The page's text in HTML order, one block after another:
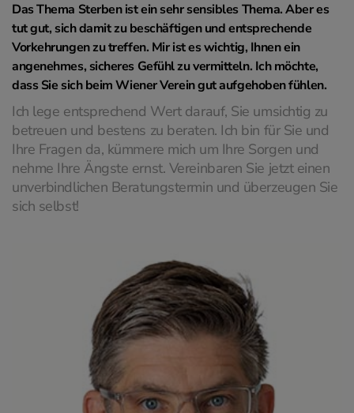
Das Thema Sterben ist ein sehr sensibles Thema. Aber es
tut gut, sich damit zu beschäftigen und entsprechende
Vorkehrungen zu treffen. Mir ist es wichtig, Ihnen ein
angenehmes, sicheres Gefühl zu vermitteln. Ich möchte,
dass Sie sich beim Wiener Verein gut aufgehoben fühlen.
Ich lege entsprechend Wert darauf, Sie umsichtig zu
betreuen und bestens zu beraten. Ich bin für Sie und
Ihre Fragen da, kümmere mich um Ihre Sorgen und
nehme Ihre Ängste ernst. Vereinbaren Sie jetzt einen
unverbindlichen Beratungstermin und überzeugen Sie
sich selbst!